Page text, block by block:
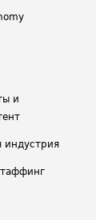
и
индустрия